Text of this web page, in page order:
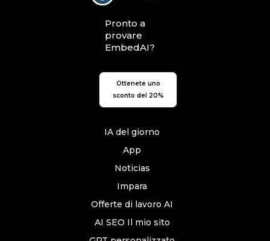
Pronto a
provare
EmbedAI?
Ottenete uno
sconto del 20%
IA del giorno
App
Noticias
Impara
Offerte di lavoro AI
AI SEO Il mio sito